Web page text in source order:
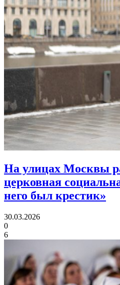
На улицах Москвы
церковная
него был крестик»
30.03.2026
0
6